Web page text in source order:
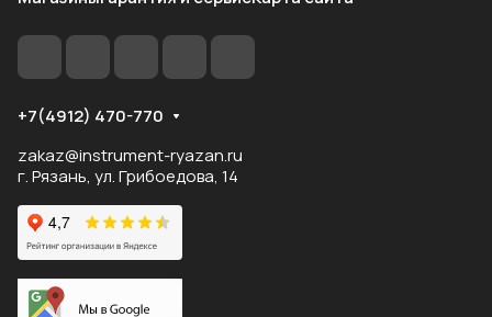
+7(4912) 470-770
zakaz@instrument-ryazan.ru
г. Рязань, ул. Грибоедова, 14